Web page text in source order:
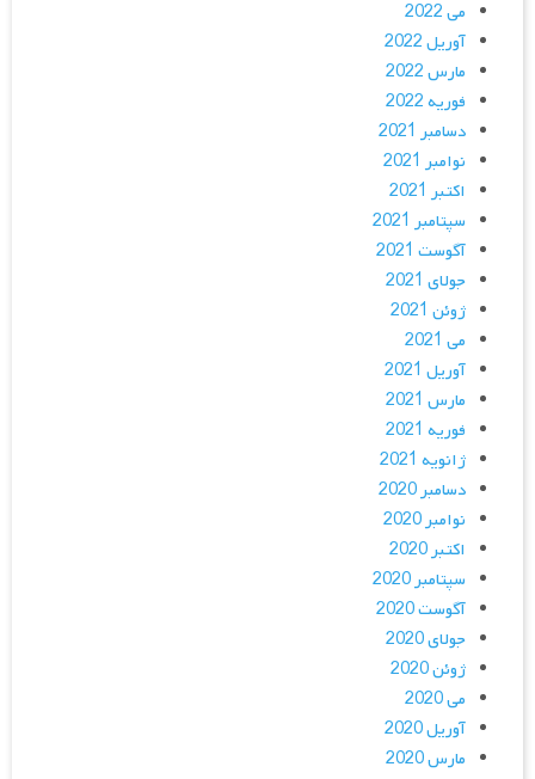
می 2022
آوریل 2022
مارس 2022
فوریه 2022
دسامبر 2021
نوامبر 2021
اکتبر 2021
سپتامبر 2021
آگوست 2021
جولای 2021
ژوئن 2021
می 2021
آوریل 2021
مارس 2021
فوریه 2021
ژانویه 2021
دسامبر 2020
نوامبر 2020
اکتبر 2020
سپتامبر 2020
آگوست 2020
جولای 2020
ژوئن 2020
می 2020
آوریل 2020
مارس 2020